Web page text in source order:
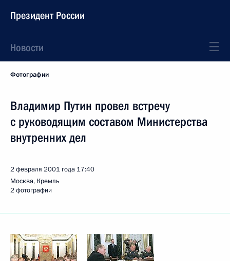
Президент России
Новости
Фотографии
Владимир Путин провел встречу
с руководящим составом Министерства
внутренних дел
2 февраля 2001 года 17:40
Москва, Кремль
2 фотографии